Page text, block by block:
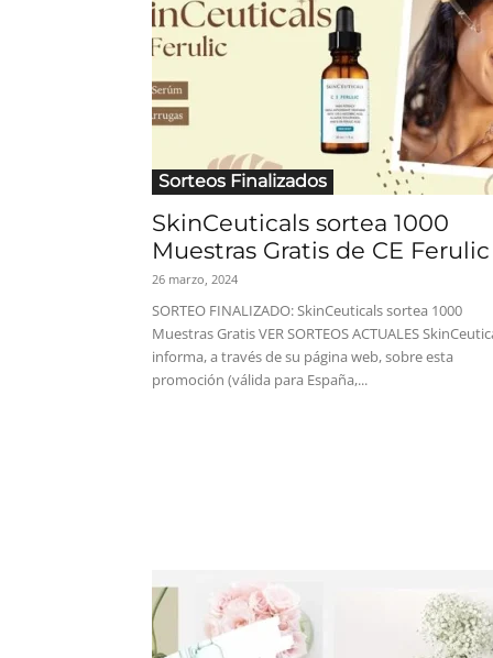
Sorteos Finalizados
SkinCeuticals sortea 1000
Muestras Gratis de CE Ferulic
26 marzo, 2024
SORTEO FINALIZADO: SkinCeuticals sortea 1000
Muestras Gratis VER SORTEOS ACTUALES
informa, a través de su página web, sobre esta
promoción (válida para España,...